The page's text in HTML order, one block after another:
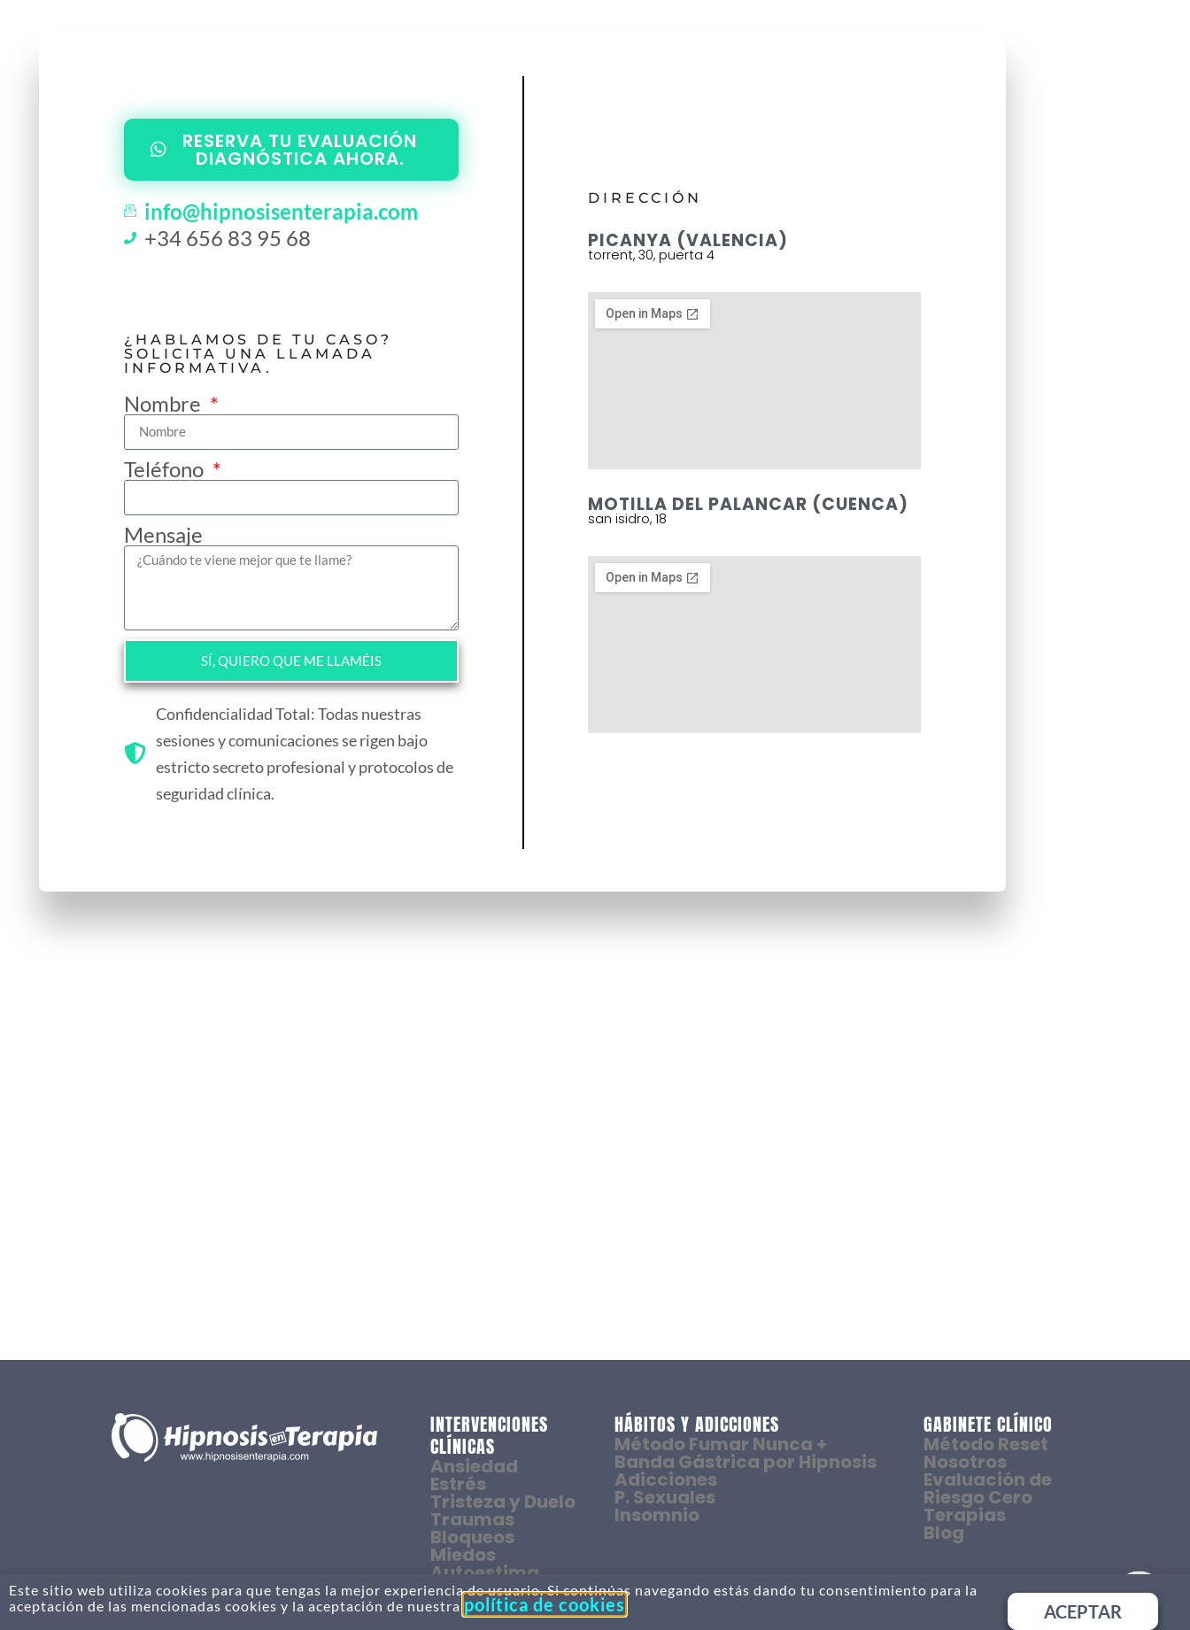
RESERVA TU EVALUACIÓN
DIAGNÓSTICA AHORA.
info@hipnosisenterapia.com
+34 656 83 95 68
¿HABLAMOS DE TU CASO?
SOLICITA UNA LLAMADA
INFORMATIVA.
Nombre
Teléfono
Mensaje
SÍ, QUIERO QUE ME LLAMÉIS
Confidencialidad Total: Todas nuestras
sesiones y comunicaciones se rigen bajo
estricto secreto profesional y protocolos de
seguridad clínica.
DIRECCIÓN
PICANYA (VALENCIA)
torrent, 30, puerta 4
MOTILLA DEL PALANCAR (CUENCA)
san isidro, 18
INTERVENCIONES
CLÍNICAS
Ansiedad
Estrés
Tristeza y Duelo
Traumas
Bloqueos
Miedos
Autoestima
HÁBITOS Y ADICCIONES
Método Fumar Nunca +
Banda Gástrica por Hipnosis
Adicciones
P. Sexuales
Insomnio
GABINETE CLÍNICO
Método Reset
Nosotros
Evaluación de
Riesgo Cero
Terapias
Blog
Este sitio web utiliza cookies para que tengas la mejor experiencia de usuario. Si continúas navegando estás dando tu consentimiento para la
aceptación de las mencionadas cookies y la aceptación de nuestra política de cookies ACEPTAR